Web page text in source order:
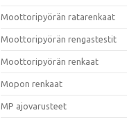
Moottoripyörän ratarenkaat
Moottoripyörän rengastestit
Moottoripyörän renkaat
Mopon renkaat
MP ajovarusteet